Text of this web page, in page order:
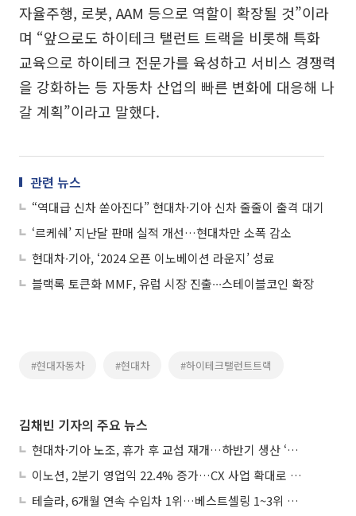
자율주행, 로봇, AAM 등으로 역할이 확장될 것”이라
며 “앞으로도 하이테크 탤런트 트랙을 비롯해 특화
교육으로 하이테크 전문가를 육성하고 서비스 경쟁력
을 강화하는 등 자동차 산업의 빠른 변화에 대응해 나
갈 계획”이라고 말했다.
관련 뉴스
“역대급 신차 쏟아진다” 현대차·기아 신차 줄줄이 출격 대기
‘르케쉐’ 지난달 판매 실적 개선…현대차만 소폭 감소
현대차∙기아, ‘2024 오픈 이노베이션 라운지’ 성료
블랙록 토큰화 MMF, 유럽 시장 진출∙∙∙스테이블코인 확장
#현대자동차 #현대차 #하이테크탤런트트랙
김채빈 기자의 주요 뉴스
현대차·기아 노조, 휴가 후 교섭 재개…하반기 생산 ‘분수령’
이노션, 2분기 영업익 22.4% 증가…CX 사업 확대로 성장세 지속
테슬라, 6개월 연속 수입차 1위…베스트셀링 1~3위 싹쓸이